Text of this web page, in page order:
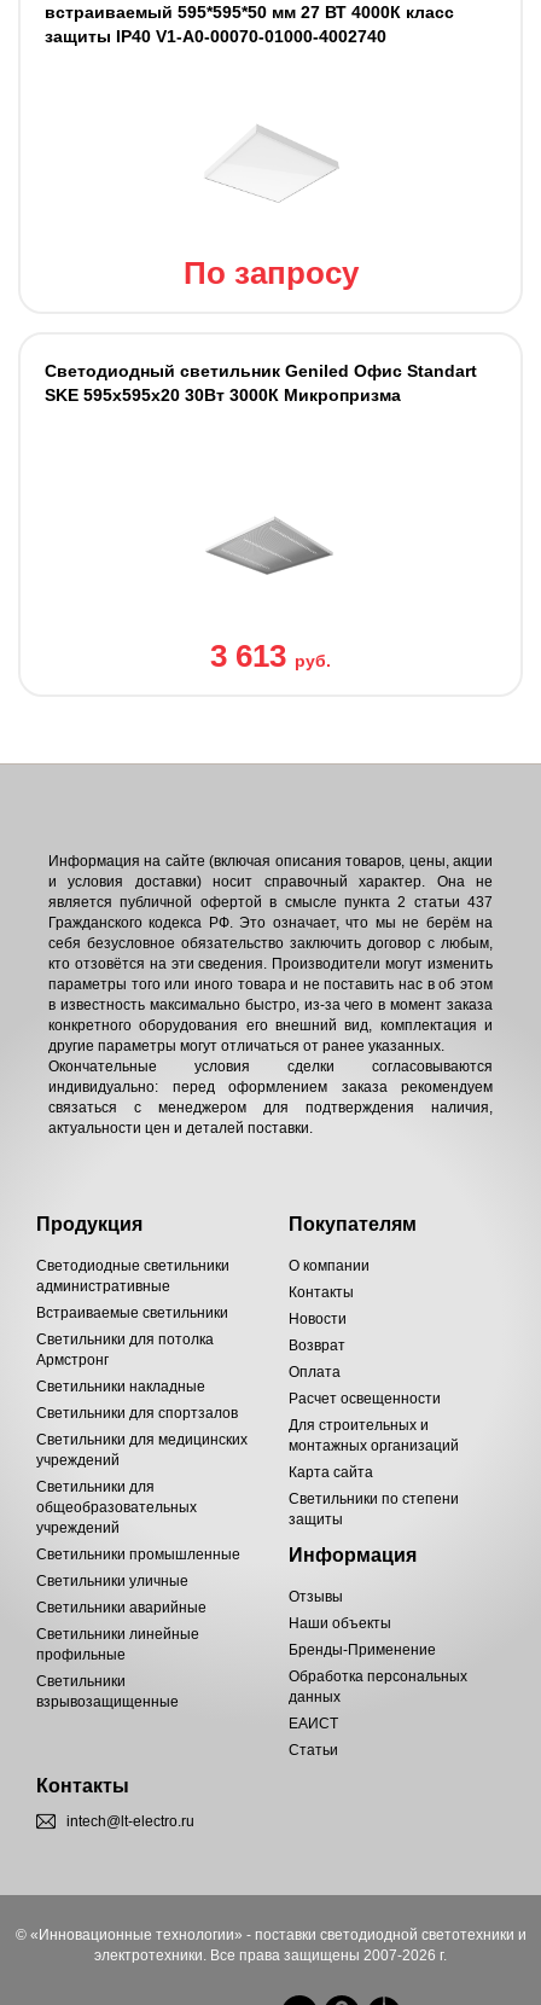
встраиваемый 595*595*50 мм 27 ВТ 4000К класс
защиты IP40 V1-A0-00070-01000-4002740
По запросу
Светодиодный светильник Geniled Офис Standart
SKE 595х595х20 30Вт 3000К Микропризма
3 613 руб.
Информация на сайте (включая описания товаров, цены, акции
и условия доставки) носит справочный характер. Она не
является публичной офертой в смысле пункта 2 статьи 437
Гражданского кодекса РФ. Это означает, что мы не берём на
себя безусловное обязательство заключить договор с любым,
кто отзовётся на эти сведения. Производители могут изменить
параметры того или иного товара и не поставить нас в об этом
в известность максимально быстро, из-за чего в момент заказа
конкретного оборудования его внешний вид, комплектация и
другие параметры могут отличаться от ранее указанных.
Окончательные условия сделки согласовываются
индивидуально: перед оформлением заказа рекомендуем
связаться с менеджером для подтверждения наличия,
актуальности цен и деталей поставки.
Продукция
Светодиодные светильники
административные
Встраиваемые светильники
Светильники для потолка
Армстронг
Светильники накладные
Светильники для спортзалов
Светильники для медицинских
учреждений
Светильники для
общеобразовательных
учреждений
Светильники промышленные
Светильники уличные
Светильники аварийные
Светильники линейные
профильные
Светильники
взрывозащищенные
Покупателям
О компании
Контакты
Новости
Возврат
Оплата
Расчет освещенности
Для строительных и
монтажных организаций
Карта сайта
Светильники по степени
защиты
Информация
Отзывы
Наши объекты
Бренды-Применение
Обработка персональных
данных
ЕАИСТ
Статьи
Контакты
intech@lt-electro.ru
© «Инновационные технологии» - поставки светодиодной светотехники и
электротехники. Все права защищены 2007-2026 г.